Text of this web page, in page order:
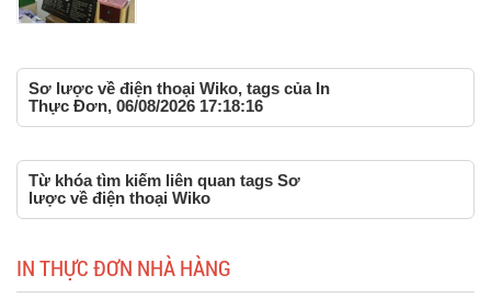
Sơ lược về điện thoại Wiko, tags của In
Thực Đơn, 06/08/2026 17:18:16
Từ khóa tìm kiếm liên quan tags Sơ
lược về điện thoại Wiko
IN THỰC ĐƠN NHÀ HÀNG